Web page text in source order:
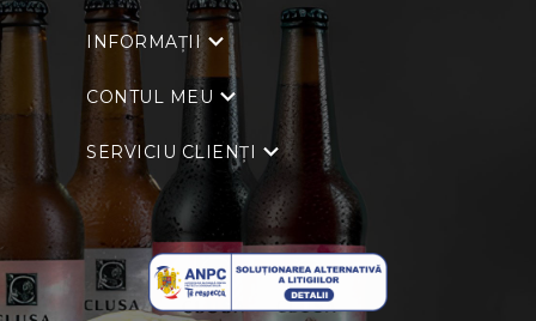
INFORMAȚII
CONTUL MEU
SERVICIU CLIENȚI